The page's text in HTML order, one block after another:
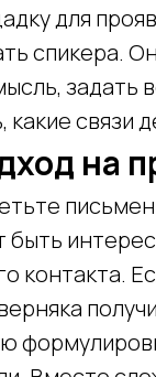
для
спикера.
задать
связи
на
быть
контакта.